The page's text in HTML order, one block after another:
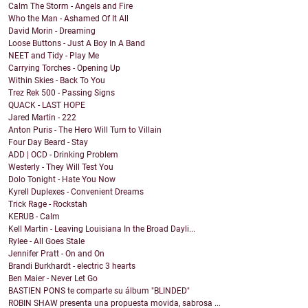
Calm The Storm - Angels and Fire
Who the Man - Ashamed Of It All
David Morin - Dreaming
Loose Buttons - Just A Boy In A Band
NEET and Tidy - Play Me
Carrying Torches - Opening Up
Within Skies - Back To You
Trez Rek 500 - Passing Signs
QUACK - LAST HOPE
Jared Martin - 222
Anton Puris - The Hero Will Turn to Villain
Four Day Beard - Stay
ADD | OCD - Drinking Problem
Westerly - They Will Test You
Dolo Tonight - Hate You Now
Kyrell Duplexes - Convenient Dreams
Trick Rage - Rockstah
KERUB - Calm
Kell Martin - Leaving Louisiana In the Broad Dayli...
Rylee - All Goes Stale
Jennifer Pratt - On and On
Brandi Burkhardt - electric 3 hearts
Ben Maier - Never Let Go
BASTIEN PONS te comparte su álbum "BLINDED"
ROBIN SHAW presenta una propuesta movida, sabrosa ...